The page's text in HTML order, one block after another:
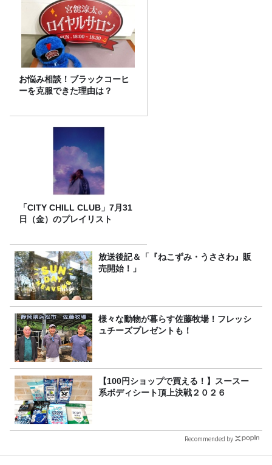
お悩み相談！ブラックコーヒ
ーを克服できた理由は？
「CITY CHILL CLUB」7月31
日（金）のプレイリスト
放送後記＆「『ねこずみ・うささわ』販
売開始！」
様々な動物が暮らす佐藤牧場！フレッシ
ュチーズプレゼントも！
【100円ショップで買える！】スースー
系ボディシート頂上決戦２０２６
Recommended by